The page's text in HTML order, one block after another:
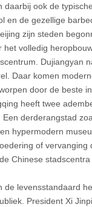
daarbij ook de
en de gezellige
zijn steden
het volledig
Dujiangyan
Daar komen
door de beste
heeft twee
derderangstad
hypermodern
of vervanging
Chinese
de levensstandaard
President Xi